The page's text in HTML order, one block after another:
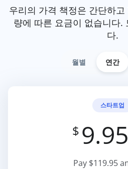
우리의 가격 책정은 간단하
량에 따른 요금이 없습니다.
다.
월별 연간
스타트업
$ 9.95
Pay $119.95